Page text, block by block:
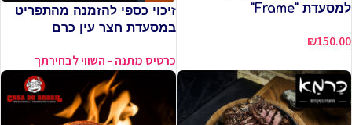
למסעדת "Frame"
₪150.00
זיכוי כספי להזמנה מהתפריט
במסעדת חצר עין כרם
כרטיס מתנה - השווי לבחירתך